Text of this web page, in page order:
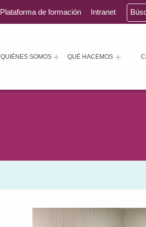
QUIÉNES SOMOS QUÉ HACEMOS
Plataforma de formación Intranet